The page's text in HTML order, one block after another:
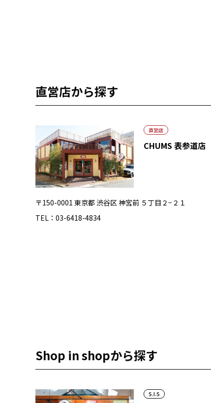
直営店から探す
直営店
CHUMS 表参道店
〒150-0001 東京都 渋谷区 神宮前 ５丁目２−２１
TEL：03-6418-4834
Shop in shopから探す
S.I.S